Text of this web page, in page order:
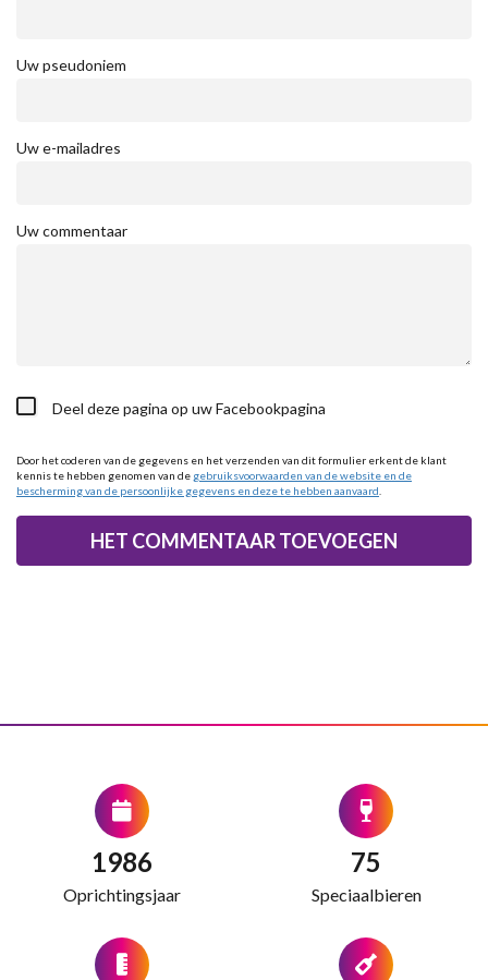
Uw pseudoniem
Uw e-mailadres
Uw commentaar
Deel deze pagina op uw Facebookpagina
Door het coderen van de gegevens en het verzenden van dit formulier erkent de klant
kennis te hebben genomen van de gebruiksvoorwaarden van de website en de
bescherming van de persoonlijke gegevens en deze te hebben aanvaard
1986
Oprichtingsjaar
75
Speciaalbieren